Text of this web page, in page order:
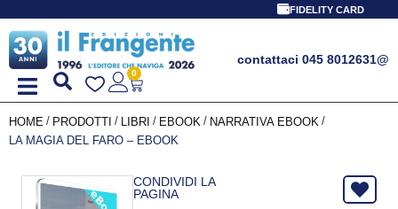
FIDELITY CARD
contattaci 045 8012631@
0
HOME / PRODOTTI / LIBRI / EBOOK / NARRATIVA EBOOK /
LA MAGIA DEL FARO – EBOOK
CONDIVIDI LA
PAGINA